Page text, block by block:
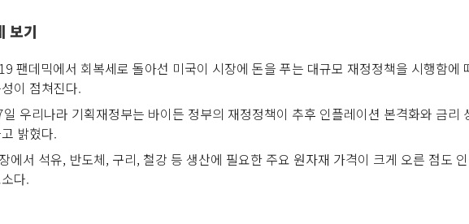
보기
팬데믹에서 회복세로 돌아선 미국이 시장에 돈을 푸는 대규모 재정정책을 시행함에
이 점쳐진다.
우리나라 기획재정부는 바이든 정부의 재정정책이 추후 인플레이션 본격화와 금리
밝혔다.
에서 석유, 반도체, 구리, 철강 등 생산에 필요한 주요 원자재 가격이 크게 오른 점도
다.